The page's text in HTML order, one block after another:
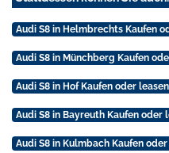
Audi S8 in Helmbrechts Kaufen
Audi S8 in Münchberg Kaufen
Audi S8 in Hof Kaufen oder leasen
Audi S8 in Bayreuth Kaufen oder
Audi S8 in Kulmbach Kaufen